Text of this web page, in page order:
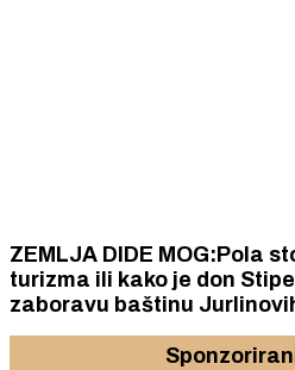
ZEMLJA DIDE MOG:Pola
turizma ili kako je don Stipe Perkov oteo
zaboravu baštinu